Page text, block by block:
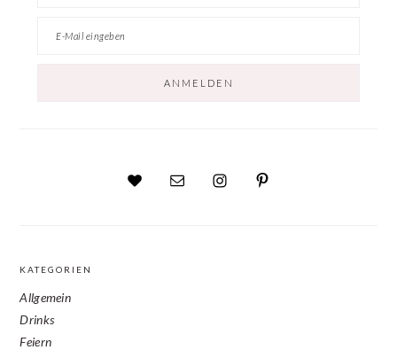
KATEGORIEN
Allgemein
Drinks
Feiern